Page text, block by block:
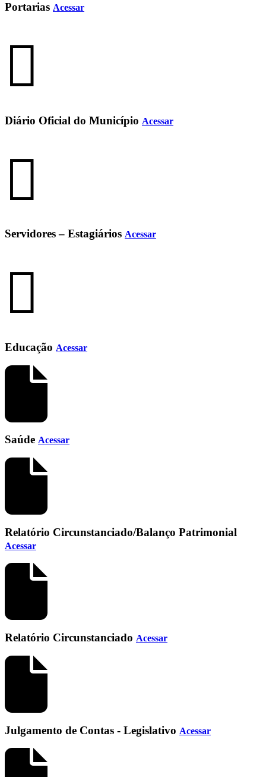
Portarias Acessar
Diário Oficial do Município Acessar
Servidores – Estagiários Acessar
Educação Acessar
Saúde Acessar
Relatório Circunstanciado/Balanço Patrimonial
Acessar
Relatório Circunstanciado Acessar
Julgamento de Contas - Legislativo Acessar